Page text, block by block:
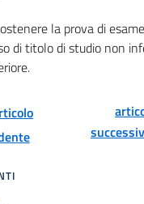
la prova di
di titolo di studio non